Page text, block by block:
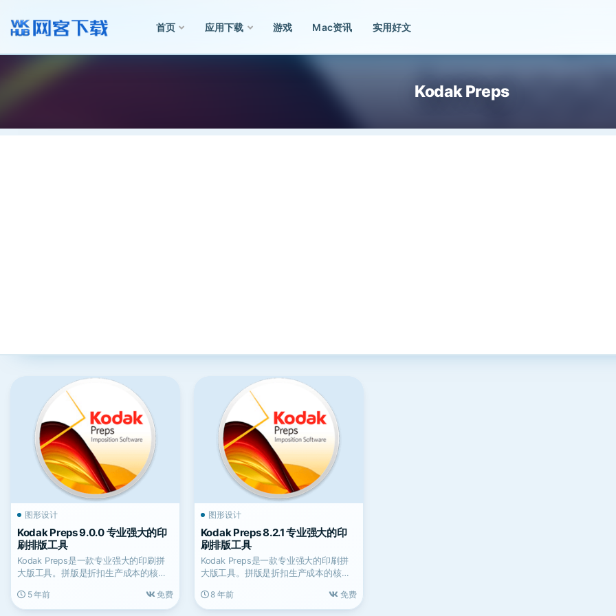
首页 应用下载 游戏 Mac资讯 实用好文
Kodak Preps
图形设计
Kodak Preps 9.0.0 专业强大的印
刷排版工具
Kodak Preps是一款专业强大的印刷拼
大版工具。拼版是折扣生产成本的核心
5 年前
免费
图形设计
Kodak Preps 8.2.1 专业强大的印
刷排版工具
Kodak Preps是一款专业强大的印刷拼
大版工具。拼版是折扣生产成本的核心
8 年前
免费